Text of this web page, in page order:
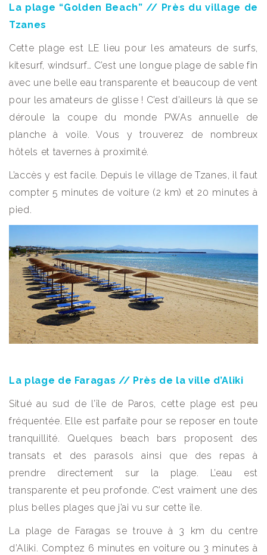
La plage “Golden Beach” // Près du village de
Tzanes
Cette plage est LE lieu pour les amateurs de surfs,
kitesurf, windsurf… C’est une longue plage de sable fin
avec une belle eau transparente et beaucoup de vent
pour les amateurs de glisse ! C’est d’ailleurs là que se
déroule la coupe du monde PWAs annuelle de
planche à voile. Vous y trouverez de nombreux
hôtels et tavernes à proximité.
L’accès y est facile. Depuis le village de Tzanes, il faut
compter 5 minutes de voiture (2 km) et 20 minutes à
pied.
La plage de Faragas // Près de la ville d’Aliki
Situé au sud de l’île de Paros, cette plage est peu
fréquentée. Elle est parfaite pour se reposer en toute
tranquillité. Quelques beach bars proposent des
transats et des parasols ainsi que des repas à
prendre directement sur la plage. L’eau est
transparente et peu profonde. C’est vraiment une des
plus belles plages que j’ai vu sur cette île.
La plage de Faragas se trouve à 3 km du centre
d’Aliki. Comptez 6 minutes en voiture ou 3 minutes à